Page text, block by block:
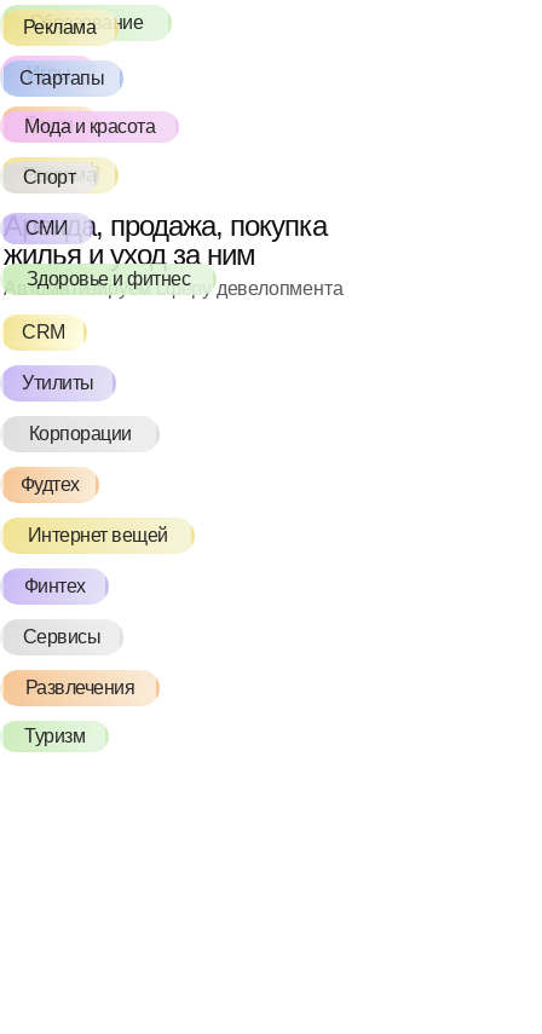
PropTech
Аренда, продажа, покупка
жилья и уход за ним
Автоматизируем сферу девелопмента
Образование
Игры
Такси
Реклама
Реклама
Стартапы
Мода и красота
Спорт
СМИ
Здоровье и фитнес
CRM
Утилиты
Корпорации
Фудтех
Интернет вещей
Финтех
Сервисы
Развлечения
Туризм